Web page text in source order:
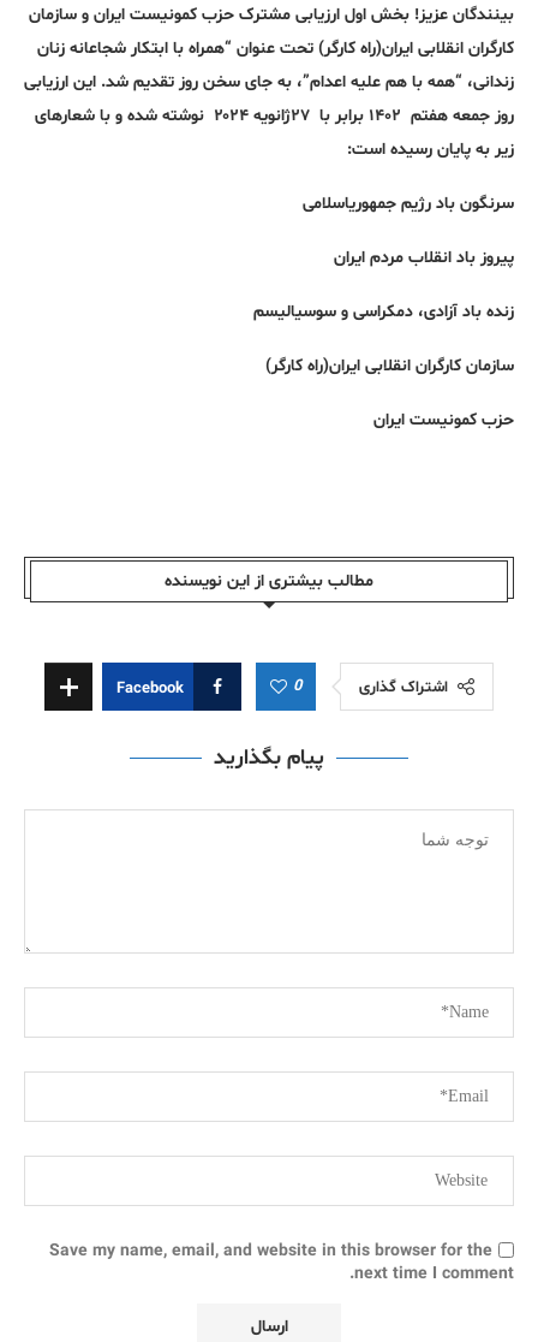
بینندگان عزیز! بخش اول ارزیابی مشترک حزب کمونیست ایران و سازمان
کارگران انقلابی ایران(راه کارگر) تحت عنوان “همراه با ابتکار شجاعانه زنان
زندانی، “همه با هم علیه اعدام”، به جای سخن روز تقدیم شد. این ارزیابی
روز جمعه هفتم ۱۴۰۲ برابر با ۲۷ژانویه ۲۰۲۴ نوشته شده و با شعارهای
زیر به پایان رسیده است:
سرنگون باد رژیم جمهوریاسلامی
پیروز باد انقلاب مردم ایران
زنده باد آزادی، دمکراسی و سوسیالیسم
سازمان کارگران انقلابی ایران(راه کارگر)
حزب کمونیست ایران
مطالب بیشتری از این نویسندە
اشتراک گذاری 0
Facebook
پیام بگذارید
Save my name, email, and website in this browser for the
next time I comment.